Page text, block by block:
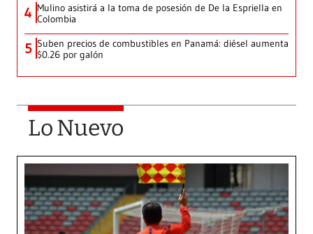
4 Mulino asistirá a la toma de posesión de De la Espriella en
Colombia
5 Suben precios de combustibles en Panamá: diésel aumenta
$0.26 por galón
Lo Nuevo